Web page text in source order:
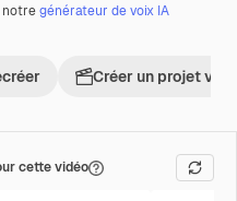
notregénérateur de voix IA
Créer un projet
cette vidéo